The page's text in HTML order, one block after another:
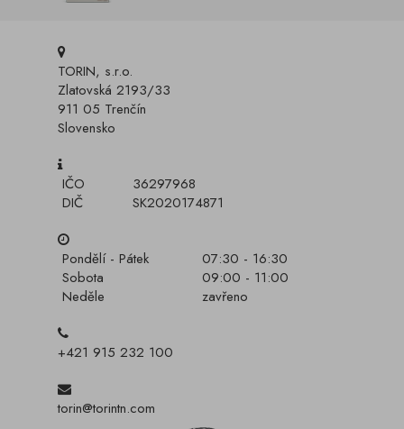
TORIN, s.r.o.
Zlatovská 2193/33
911 05 Trenčín
Slovensko
IČO
36297968
DIČ
SK2020174871
Pondělí - Pátek
07:30 - 16:30
Sobota
09:00 - 11:00
Neděle
zavřeno
+421 915 232 100
torin@torintn.com